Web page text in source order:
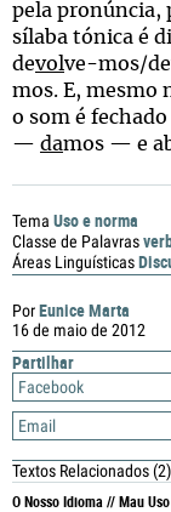
PorEunice Marta
16 de maio de 2012
Partilhar
Facebook
Email
Textos Relacionados(2)
O Nosso Idioma // Mau
pela pronúncia,
sílaba tónica é
devol ve-mos/
mos. E, mesmo
o som é
— damos — e
Tema Uso e norma
Classe de Palavras
Áreas Linguísticas